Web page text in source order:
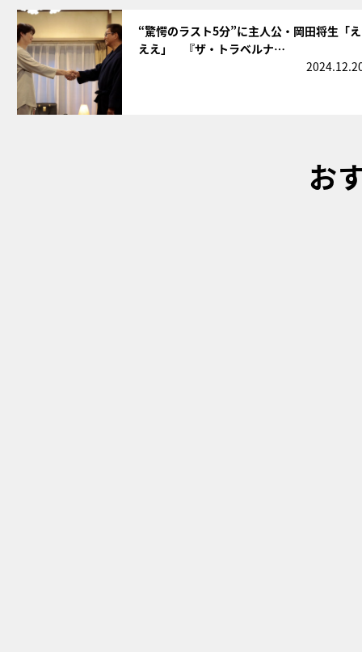
“驚愕のラスト5分”に主人公・岡田将生「え
ええ」 『ザ・トラベルナ…
お